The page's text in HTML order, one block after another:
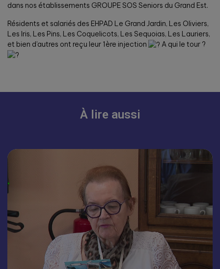
dans nos établissements GROUPE SOS Seniors du Grand Est.
Résidents et salariés des EHPAD Le Grand Jardin, Les Oliviers,
Les Iris, Les Pins, Les Coquelicots, Les Sequoias, Les Lauriers,
et bien d’autres ont reçu leur 1ère injection
A qui le tour ?
À lire aussi